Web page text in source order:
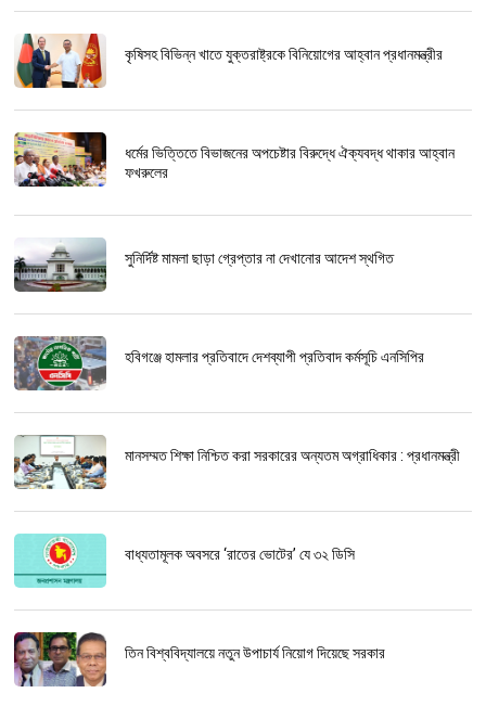
কৃষিসহ বিভিন্ন খাতে যুক্তরাষ্ট্রকে বিনিয়োগের আহ্বান প্রধানমন্ত্রীর
ধর্মের ভিত্তিতে বিভাজনের অপচেষ্টার বিরুদ্ধে ঐক্যবদ্ধ থাকার আহ্বান
ফখরুলের
সুনির্দিষ্ট মামলা ছাড়া গ্রেপ্তার না দেখানোর আদেশ স্থগিত
হবিগঞ্জে হামলার প্রতিবাদে দেশব্যাপী প্রতিবাদ কর্মসূচি এনসিপির
মানসম্মত শিক্ষা নিশ্চিত করা সরকারের অন্যতম অগ্রাধিকার : প্রধানমন্ত্রী
বাধ্যতামূলক অবসরে ‘রাতের ভোটের’ যে ৩২ ডিসি
তিন বিশ্ববিদ্যালয়ে নতুন উপাচার্য নিয়োগ দিয়েছে সরকার